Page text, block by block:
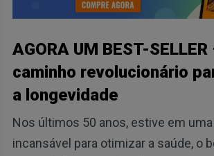
AGORA UM BEST-SELLER
caminho revolucionário
a longevidade
Nos últimos 50 anos, estive em
incansável para otimizar a saúde, o